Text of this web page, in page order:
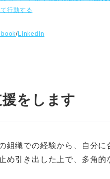
行動する
/LinkedIn
をします
織での経験から、自分
引き出した上で、多角